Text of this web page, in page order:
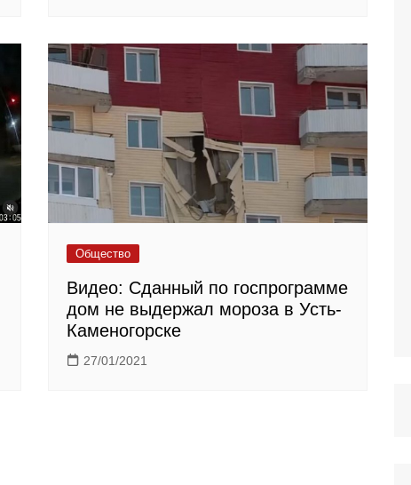
Общество
Видео: Сданный по госпрограмме
дом не выдержал мороза в Усть-
Каменогорске
27/01/2021